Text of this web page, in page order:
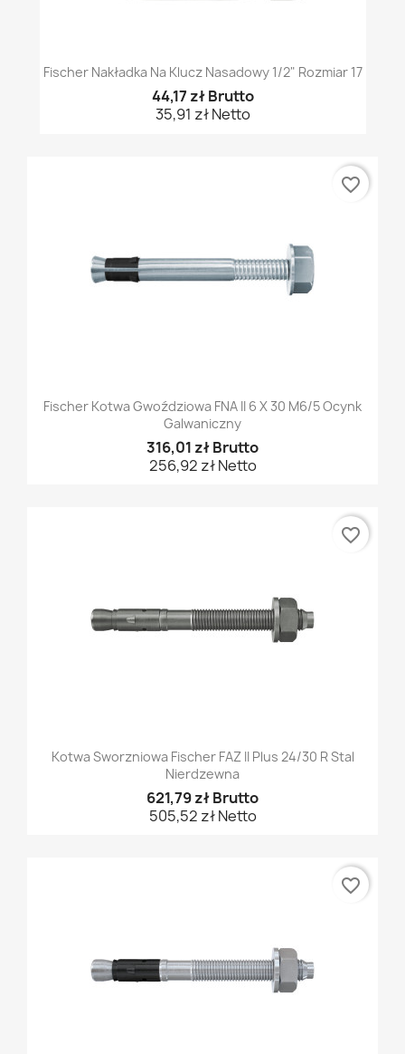
Fischer Nakładka Na Klucz Nasadowy 1/2" Rozmiar 17
44,17 zł Brutto
35,91 zł Netto
Fischer Kotwa Gwoździowa FNA II 6 X 30 M6/5 Ocynk
Galwaniczny
316,01 zł Brutto
256,92 zł Netto
favorite_border
Kotwa Sworzniowa Fischer FAZ II Plus 24/30 R Stal
Nierdzewna
621,79 zł Brutto
505,52 zł Netto
favorite_border
favorite_border